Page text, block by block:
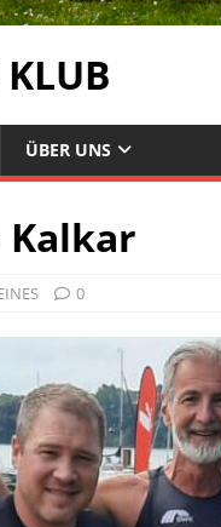
KLUB
ÜBER UNS
Kalkar
0